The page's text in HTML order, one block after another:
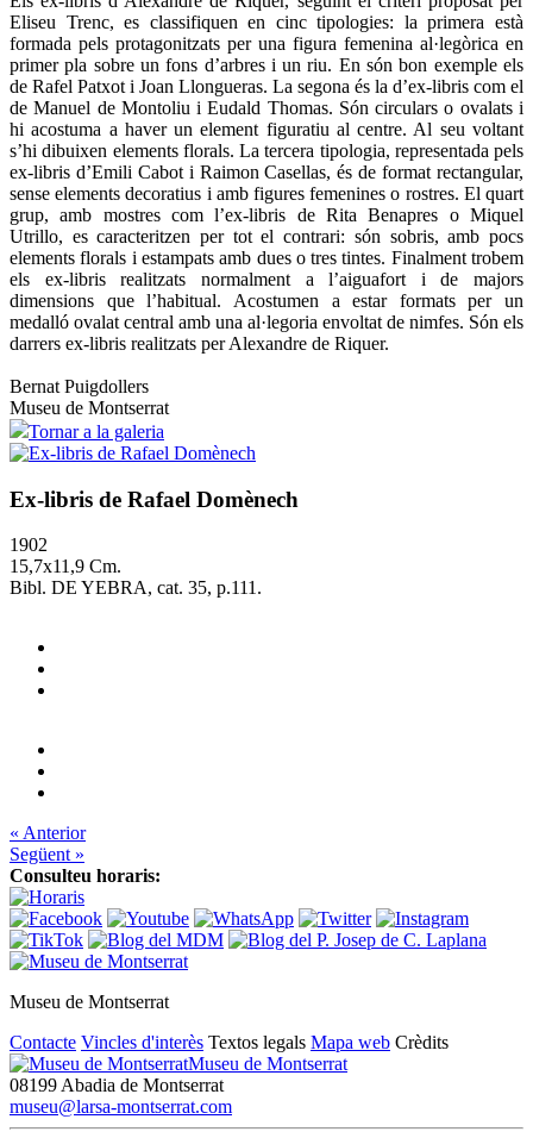
Eliseu Trenc, es classifiquen en cinc tipologies: la primera està
formada pels protagonitzats per una figura femenina al·legòrica en
primer pla sobre un fons d’arbres i un riu. En són bon exemple els
de Rafel Patxot i Joan Llongueras. La segona és la d’ex-libris com el
de Manuel de Montoliu i Eudald Thomas. Són circulars o ovalats i
hi acostuma a haver un element figuratiu al centre. Al seu voltant
s’hi dibuixen elements florals. La tercera tipologia, representada pels
ex-libris d’Emili Cabot i Raimon Casellas, és de format rectangular,
sense elements decoratius i amb figures femenines o rostres. El quart
grup, amb mostres com l’ex-libris de Rita Benapres o Miquel
Utrillo, es caracteritzen per tot el contrari: són sobris, amb pocs
elements florals i estampats amb dues o tres tintes. Finalment trobem
els ex-libris realitzats normalment a l’aiguafort i de majors
dimensions que l’habitual. Acostumen a estar formats per un
medalló ovalat central amb una al·legoria envoltat de nimfes. Són els
darrers ex-libris realitzats per Alexandre de Riquer.
Bernat Puigdollers
Museu de Montserrat
Tornar a la galeria
Ex-libris de Rafael Domènech
1902
15,7x11,9 Cm.
Bibl. DE YEBRA, cat. 35, p.111.
« Anterior
Següent »
Consulteu horaris:
Museu de Montserrat
Contacte Vincles d'interès Textos legals Mapa web Crèdits
Museu de Montserrat
08199 Abadia de Montserrat
museu@larsa-montserrat.com